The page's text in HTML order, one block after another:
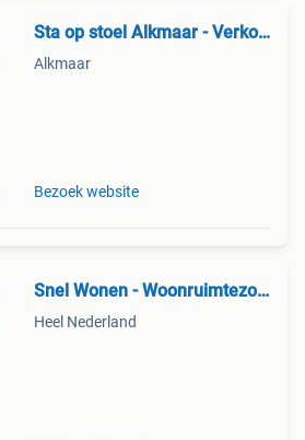
Sta op stoel Alkmaar - Verkoop | Inruil | Reparatie
Alkmaar
Bezoek website
Snel Wonen - Woonruimtezoekservice
Heel Nederland